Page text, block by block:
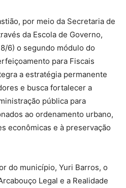
por meio da Secretaria de
da Escola de Governo,
6) o segundo módulo do
para Fiscais
a estratégia permanente
e busca fortalecer a
pública para
ao ordenamento urbano,
econômicas e à preservação
do município, Yuri Barros, o
Legal e a Realidade